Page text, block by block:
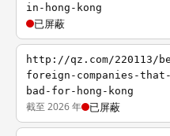
in-hong-kong
已屏蔽
http://qz.com/220113/
foreign-companies-
bad-for-hong-kong
截至 2026 年 已屏蔽